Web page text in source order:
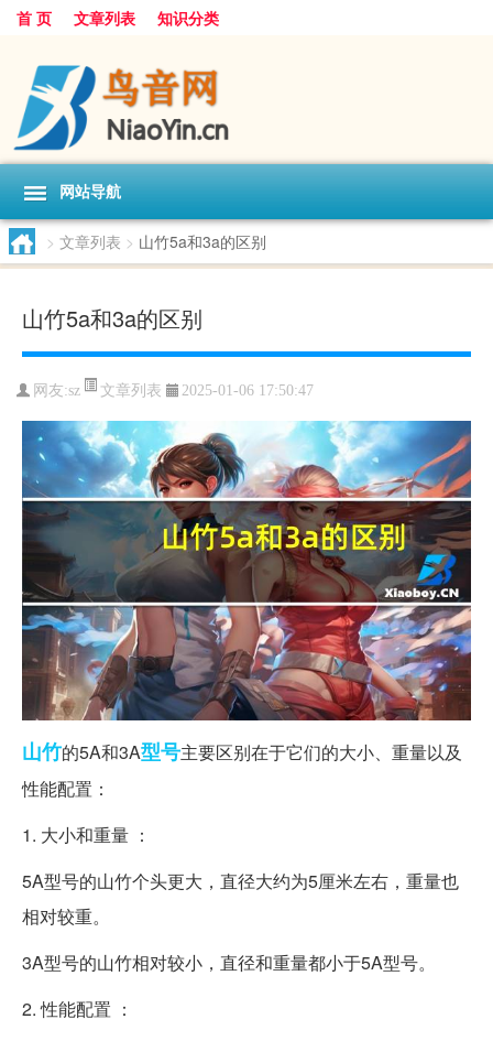
首 页 文章列表 知识分类
网站导航
> 文章列表 > 山竹5a和3a的区别
山竹5a和3a的区别
网友:sz 文章列表 2025-01-06 17:50:47
山竹的5A和3A型号主要区别在于它们的大小、重量以及
性能配置：
1. 大小和重量 ：
5A型号的山竹个头更大，直径大约为5厘米左右，重量也
相对较重。
3A型号的山竹相对较小，直径和重量都小于5A型号。
2. 性能配置 ：